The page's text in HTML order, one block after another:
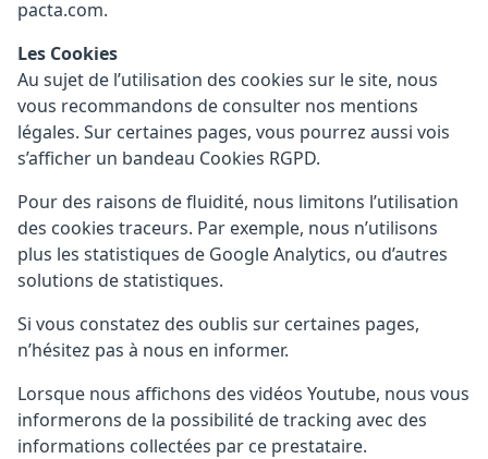
pacta.com.
Les Cookies
Au sujet de l’utilisation des cookies sur le site, nous
vous recommandons de consulter nos mentions
légales. Sur certaines pages, vous pourrez aussi vois
s’afficher un bandeau Cookies RGPD.
Pour des raisons de fluidité, nous limitons l’utilisation
des cookies traceurs. Par exemple, nous n’utilisons
plus les statistiques de Google Analytics, ou d’autres
solutions de statistiques.
Si vous constatez des oublis sur certaines pages,
n’hésitez pas à nous en informer.
Lorsque nous affichons des vidéos Youtube, nous vous
informerons de la possibilité de tracking avec des
informations collectées par ce prestataire.